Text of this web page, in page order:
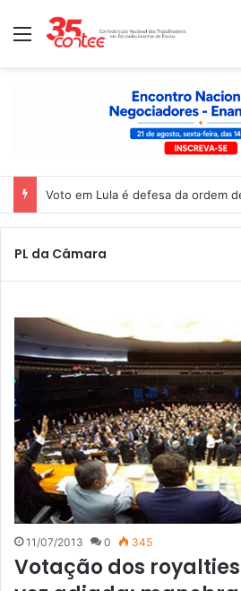
Menu
Voto em Lula é defesa da ordem
PL da Câmara
11/07/2013 0 345
Votação dos